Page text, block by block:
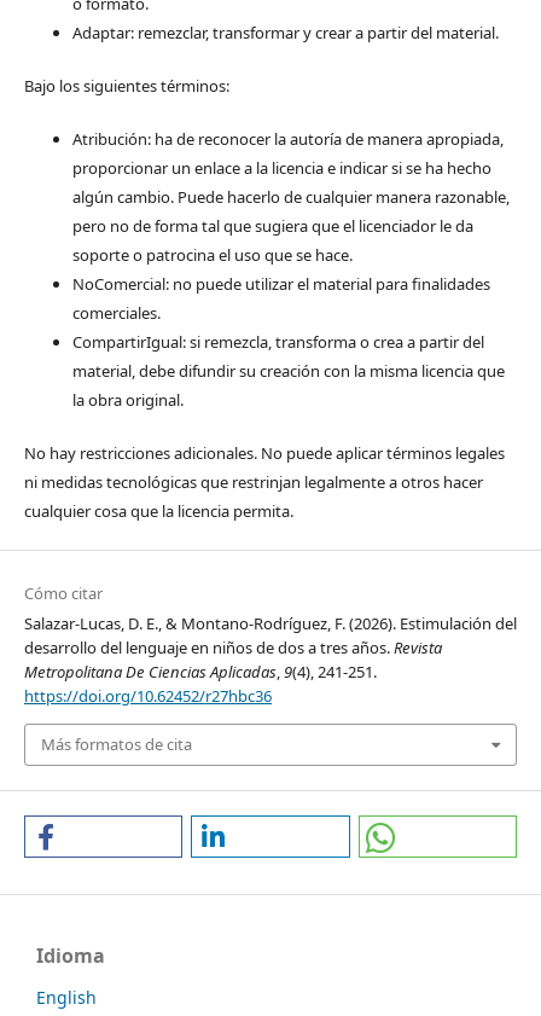
Adaptar: remezclar, transformar y crear a partir del material.
Bajo los siguientes términos:
Atribución: ha de reconocer la autoría de manera apropiada,
proporcionar un enlace a la licencia e indicar si se ha hecho
algún cambio. Puede hacerlo de cualquier manera razonable,
pero no de forma tal que sugiera que el licenciador le da
soporte o patrocina el uso que se hace.
NoComercial: no puede utilizar el material para finalidades
comerciales.
CompartirIgual: si remezcla, transforma o crea a partir del
material, debe difundir su creación con la misma licencia que
la obra original.
No hay restricciones adicionales. No puede aplicar términos legales
ni medidas tecnológicas que restrinjan legalmente a otros hacer
cualquier cosa que la licencia permita.
Cómo citar
Salazar-Lucas, D. E., & Montano-Rodríguez, F. (2026). Estimulación del
desarrollo del lenguaje en niños de dos a tres años.Revista
Metropolitana De Ciencias Aplicadas,9(4), 241-251.
https://doi.org/10.62452/r27hbc36
Más formatos de cita
Idioma
English